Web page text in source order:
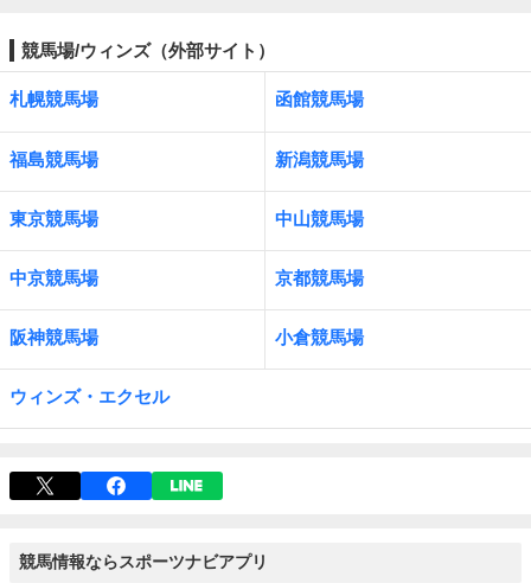
競馬場/ウィンズ（外部サイト）
札幌競馬場 函館競馬場
福島競馬場 新潟競馬場
東京競馬場 中山競馬場
中京競馬場 京都競馬場
阪神競馬場 小倉競馬場
ウィンズ・エクセル
競馬情報ならスポーツナビアプリ